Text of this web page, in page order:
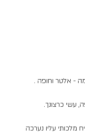
- אלטר וחופה .
עשי כרצונך.
עליו נערכה